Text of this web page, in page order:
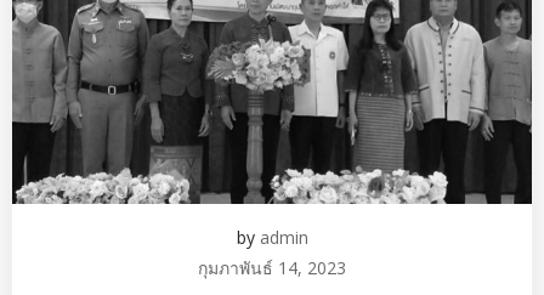
by admin
กุมภาพันธ์ 14, 2023